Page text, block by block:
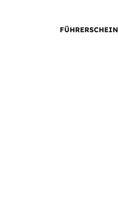
FÜHRERSCHEIN